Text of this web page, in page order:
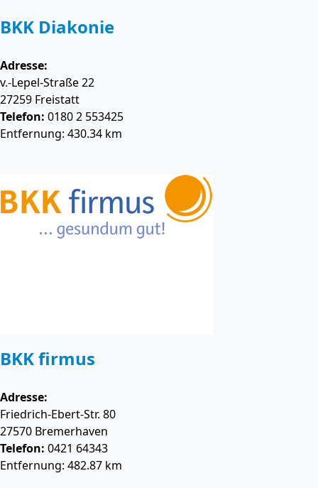
BKK Diakonie
Adresse:
v.-Lepel-Straße 22
27259 Freistatt
Telefon: 0180 2 553425
Entfernung: 430.34 km
BKK firmus
Adresse:
Friedrich-Ebert-Str. 80
27570 Bremerhaven
Telefon: 0421 64343
Entfernung: 482.87 km